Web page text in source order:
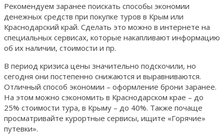
Рекомендуем заранее поискать способы экономии
денежных средств при покупке туров в Крым или
Краснодарский край. Сделать это можно в интернете на
специальных сервисах, которые накапливают информацию
об их наличии, стоимости и пр.
В период кризиса цены значительно подскочили, но
сегодня они постепенно снижаются и выравниваются.
Отличный способ экономии – оформление брони заранее.
На этом можно сэкономить в Краснодарском крае – до
25% стоимости тура, в Крыму – до 40%. Также почаще
просматривайте курортные сервисы, ищите «Горячие»
путевки».